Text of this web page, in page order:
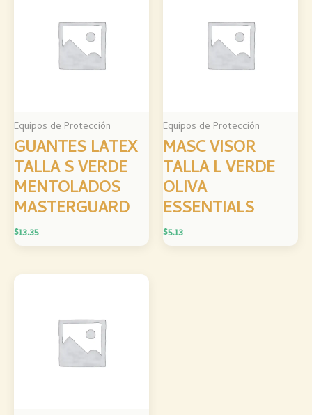
Equipos de Protección
GUANTES LATEX
TALLA S VERDE
MENTOLADOS
MASTERGUARD
$13.35
Equipos de Protección
MASC VISOR
TALLA L VERDE
OLIVA
ESSENTIALS
$5.13